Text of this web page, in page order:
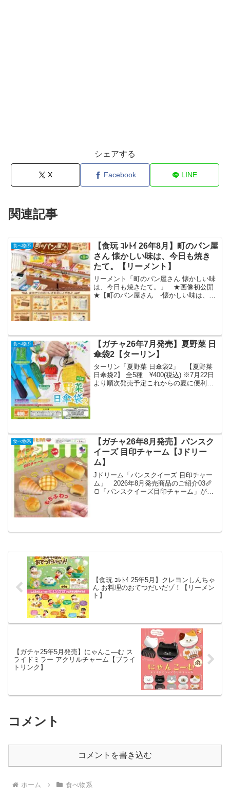
シェアする
X Facebook LINE
関連記事
食べ物系
【食玩 ｺﾚﾄｲ 26年8月】町のパン屋
さん 懐かしい味は、今日も焼き
たて。【リーメント】
リーメント「町のパン屋さん 懐かしい味
は、今日も焼きたて。」 ★画像初公開
★【町のパン屋さん -懐かしい味は、今
食べ物系
【ガチャ26年7月発売】夏野菜 日
傘袋2【ターリン】
ターリン「夏野菜 日傘袋2」 【夏野菜
日傘袋2】 全5種 ¥400(税込) ※7月22日
より順次発売予定これからの夏に便利な
食べ物系
【ガチャ26年8月発売】パンスク
イーズ 目印チャーム【Jドリー
ム】
Jドリーム「パンスクイーズ 目印チャー
ム」 2026年8月発売商品のご紹介03🥖
🍞「パンスクイーズ目印チャーム」が新
【食玩 ｺﾚﾄｲ 25年5月】クレヨンしんちゃ
ん お料理のおてつだいだゾ！【リーメン
ト】
【ガチャ25年5月発売】にゃんこ―む ス
ライドミラー アクリルチャーム【ブライ
トリンク】
コメント
コメントを書き込む
ホーム 食べ物系